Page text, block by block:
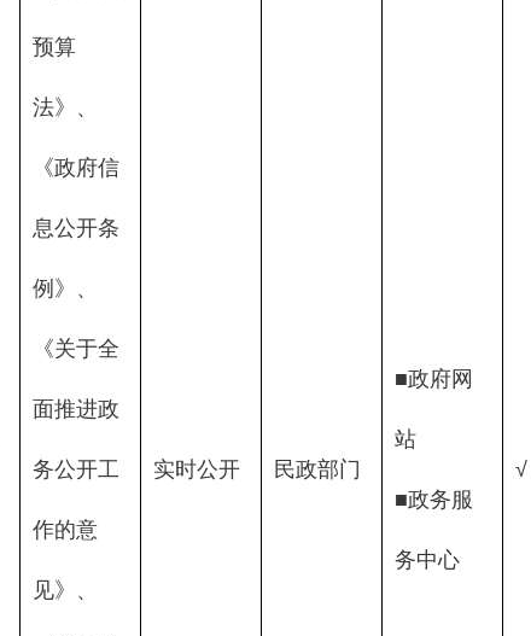
预算
法》、
《政府信
息公开条
例》、
《关于全
面推进政
务公开工
作的意
见》、
实时公开 民政部门
■政府网
站
■政务服
务中心
√